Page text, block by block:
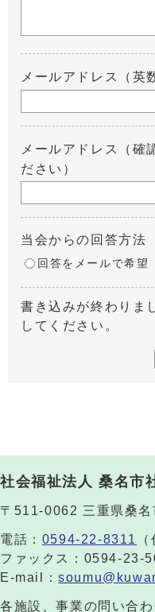
メールアドレス（英
メールアドレス（確
ださい）
当会からの回答方法
回答をメールで希望
書き込みが終わりま
してください。
社会福祉法人 桑名市
〒511-0062 三重県桑
電話： 0594-22-8311
ファックス：0594-23-
E-mail：
各施設、事業の問い合わ